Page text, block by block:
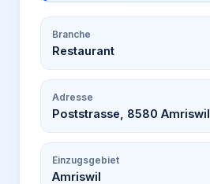
Branche
Restaurant
Adresse
Poststrasse, 8580 Amriswil
Einzugsgebiet
Amriswil